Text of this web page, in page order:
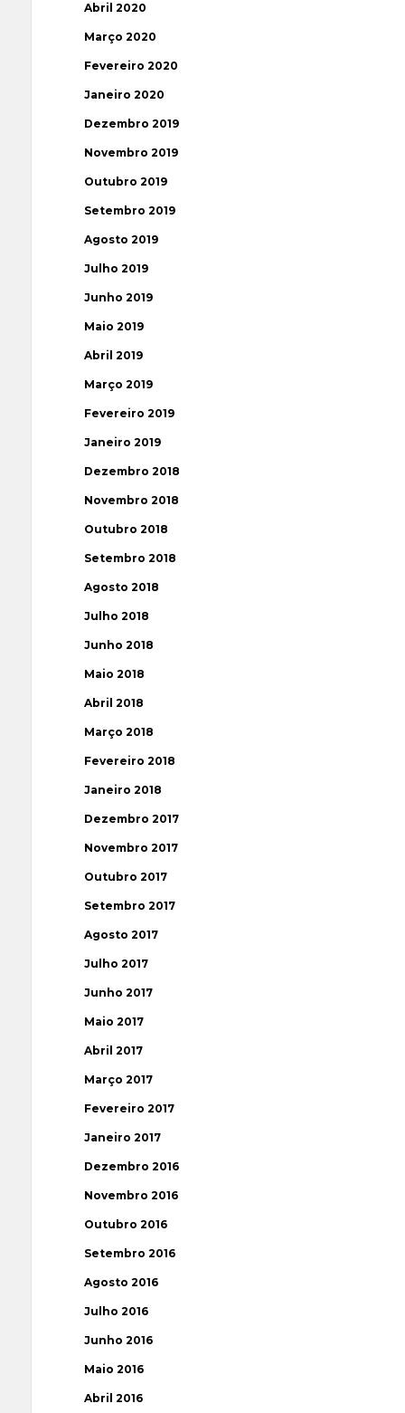
Abril 2020
Março 2020
Fevereiro 2020
Janeiro 2020
Dezembro 2019
Novembro 2019
Outubro 2019
Setembro 2019
Agosto 2019
Julho 2019
Junho 2019
Maio 2019
Abril 2019
Março 2019
Fevereiro 2019
Janeiro 2019
Dezembro 2018
Novembro 2018
Outubro 2018
Setembro 2018
Agosto 2018
Julho 2018
Junho 2018
Maio 2018
Abril 2018
Março 2018
Fevereiro 2018
Janeiro 2018
Dezembro 2017
Novembro 2017
Outubro 2017
Setembro 2017
Agosto 2017
Julho 2017
Junho 2017
Maio 2017
Abril 2017
Março 2017
Fevereiro 2017
Janeiro 2017
Dezembro 2016
Novembro 2016
Outubro 2016
Setembro 2016
Agosto 2016
Julho 2016
Junho 2016
Maio 2016
Abril 2016